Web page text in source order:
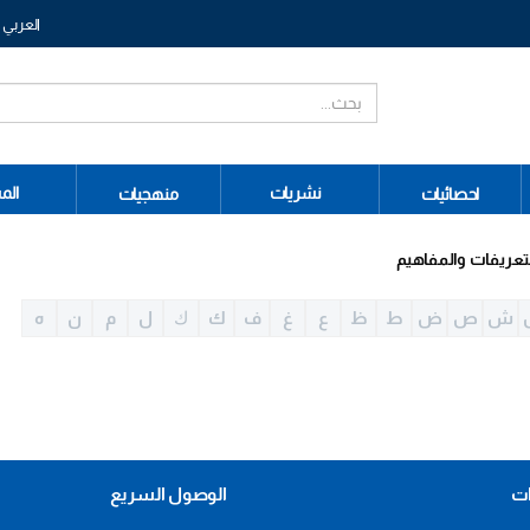
العربي
احصائيات نشريات منهجيات
والمفاهيم
ش ص ض ط ظ ع غ ف ك ﻙ ل م ن ه
الوصول السريع